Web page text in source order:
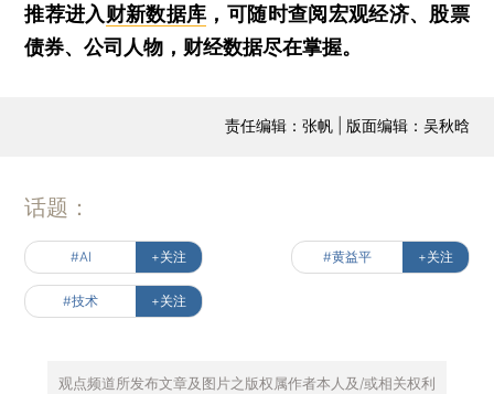
推荐进入财新数据库 ，可随时查阅宏观经济、股票
债券、公司人物，财经数据尽在掌握。
责任编辑：张帆 | 版面编辑：吴秋晗
话题：
#AI +关注 #黄益平 +关注
#技术 +关注
观点频道所发布文章及图片之版权属作者本人及/或相关权利